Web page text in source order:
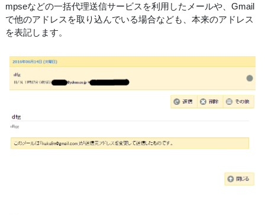
mpseなどの一括代理送信サービスを利用したメールや、Gmail
で他のアドレスを取り込んでいる場合なども、本来のアドレス
を表記します。